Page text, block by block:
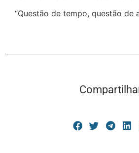
“Questão de tempo, questão de